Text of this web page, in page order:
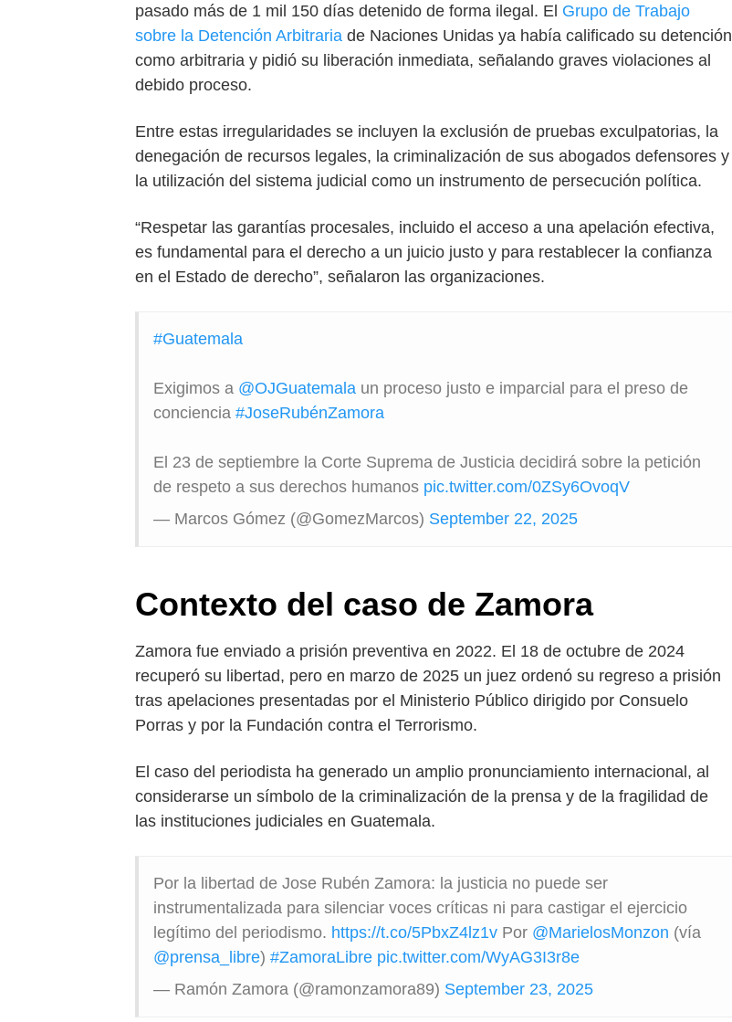
pasado más de 1 mil 150 días detenido de forma ilegal. El Grupo de Trabajo
sobre la Detención Arbitraria de Naciones Unidas ya había calificado su detención
como arbitraria y pidió su liberación inmediata, señalando graves violaciones al
debido proceso.
Entre estas irregularidades se incluyen la exclusión de pruebas exculpatorias, la
denegación de recursos legales, la criminalización de sus abogados defensores y
la utilización del sistema judicial como un instrumento de persecución política.
“Respetar las garantías procesales, incluido el acceso a una apelación efectiva,
es fundamental para el derecho a un juicio justo y para restablecer la confianza
en el Estado de derecho”, señalaron las organizaciones.
#Guatemala
Exigimos a @OJGuatemala un proceso justo e imparcial para el preso de
conciencia #JoseRubénZamora
El 23 de septiembre la Corte Suprema de Justicia decidirá sobre la petición
de respeto a sus derechos humanos pic.twitter.com/0ZSy6OvoqV
— Marcos Gómez (@GomezMarcos) September 22, 2025
Contexto del caso de Zamora
Zamora fue enviado a prisión preventiva en 2022. El 18 de octubre de 2024
recuperó su libertad, pero en marzo de 2025 un juez ordenó su regreso a prisión
tras apelaciones presentadas por el Ministerio Público dirigido por Consuelo
Porras y por la Fundación contra el Terrorismo.
El caso del periodista ha generado un amplio pronunciamiento internacional, al
considerarse un símbolo de la criminalización de la prensa y de la fragilidad de
las instituciones judiciales en Guatemala.
Por la libertad de Jose Rubén Zamora: la justicia no puede ser
instrumentalizada para silenciar voces críticas ni para castigar el ejercicio
legítimo del periodismo. https://t.co/5PbxZ4lz1v Por @MarielosMonzon (vía
@prensa_libre) #ZamoraLibre pic.twitter.com/WyAG3I3r8e
— Ramón Zamora (@ramonzamora89) September 23, 2025